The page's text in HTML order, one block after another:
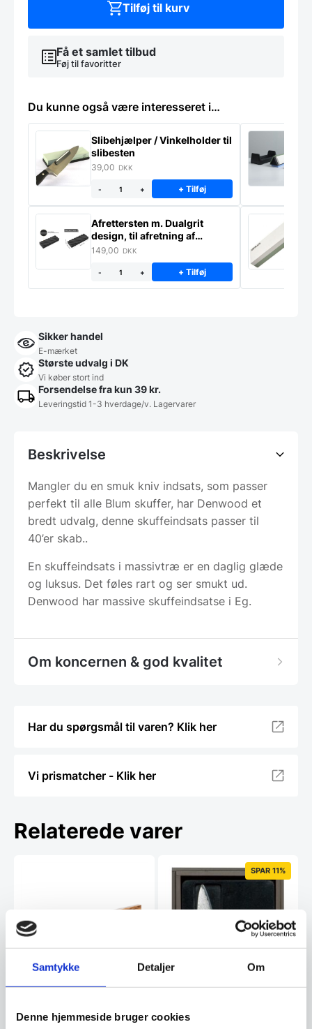
Samtykke Detaljer Om
Denne hjemmeside bruger cookies
antal Få et samlet tilbud
Føj til favoritter
Tilføj til kurv
Du kunne også være interesseret i…
Slibehjælper / Vinkelholder til
slibesten
39,00 DKK
- + + Tilføj
Afrettersten m. Dualgrit
design, til afretning af
slibesten
149,00 DKK
- + + Tilføj
Sikker handel
E-mærket
Største udvalg i DK
Vi køber stort ind
Forsendelse fra kun 39 kr.
Leveringstid 1-3 hverdage/v. Lagervarer
Beskrivelse
Mangler du en smuk kniv indsats, som passer
perfekt til alle Blum skuffer, har Denwood et
bredt udvalg, denne skuffeindsats passer til
40’er skab..
En skuffeindsats i massivtræ er en daglig glæde
og luksus. Det føles rart og ser smukt ud.
Denwood har massive skuffeindsatse i Eg.
Om koncernen & god kvalitet
Har du spørgsmål til varen? Klik her
Vi prismatcher - Klik her
Relaterede varer
Zebrano træ – 40 cm.
SPAR 11%